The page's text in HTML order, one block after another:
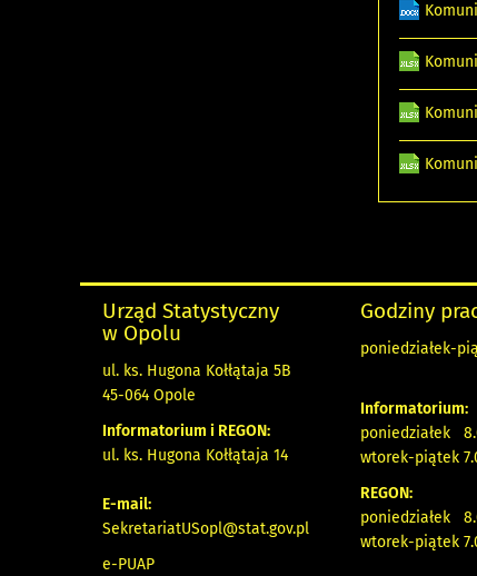
Urząd Statystyczny
w Opolu
ul. ks. Hugona Kołłątaja 5B
45-064 Opole
Informatorium i REGON:
ul. ks. Hugona Kołłątaja 14
E-mail:
SekretariatUSopl@stat.gov.pl
e-PUAP
Godziny
poniedziałek-
Informatorium:
poniedziałek
wtorek-piątek
REGON:
poniedziałek
wtorek-piątek